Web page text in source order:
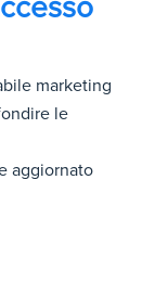
marketing
le
aggiornato